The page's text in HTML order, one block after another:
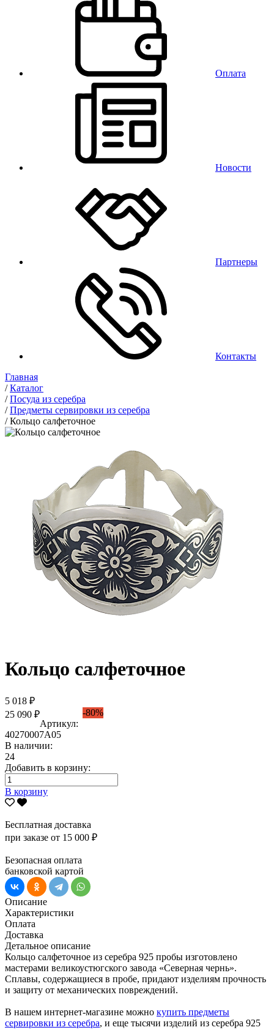
Оплата
Новости
Партнеры
Контакты
Главная
/Каталог
/Посуда из серебра
/Предметы сервировки из серебра
/Кольцо салфеточное
Кольцо салфеточное
5 018 ₽
25 090 ₽
-80%
Артикул:
40270007А05
В наличии:
24
Добавить в корзину:
В корзину
Бесплатная доставка
при заказе от 15 000 ₽
Безопасная оплата
банковской картой
Описание
Характеристики
Оплата
Доставка
Детальное описание
Кольцо салфеточное из серебра 925 пробы изготовлено
мастерами великоустюгского завода «Северная чернь».
Сплавы, содержащиеся в пробе, придают изделиям прочность
и защиту от механических повреждений.
В нашем интернет-магазине можно купить предметы
сервировки из серебра, и еще тысячи изделий из серебра 925